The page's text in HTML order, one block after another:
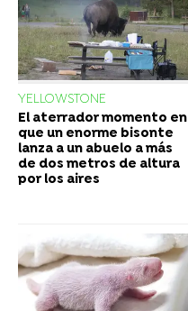
YELLOWSTONE
El aterrador momento en
que un enorme bisonte
lanza a un abuelo a más
de dos metros de altura
por los aires